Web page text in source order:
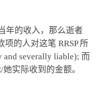
年的收入，那么逝者
项的人对这笔 RRSP 所
severally liable); 而
实际收到的金额。